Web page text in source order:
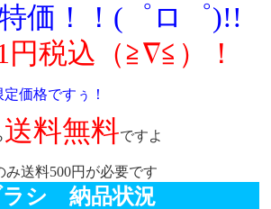
価！！(゜ロ゜)!!
円税込（≧∇≦）！
価格ですぅ！
送料無料ですよ
送料500円が必要です
ラシ 納品状況